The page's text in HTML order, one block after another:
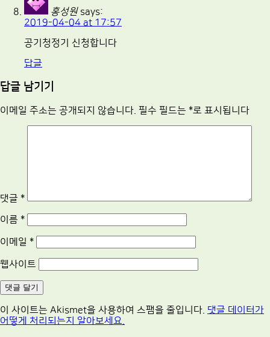
홍성원 says:
2019-04-04 at 17:57
공기청정기 신청합니다
답글
답글 남기기
이메일 주소는 공개되지 않습니다. 필수 필드는 *로 표시됩니다
댓글 *
이름 *
이메일 *
웹사이트
이 사이트는 Akismet을 사용하여 스팸을 줄입니다. 댓글 데이터가
어떻게 처리되는지 알아보세요.